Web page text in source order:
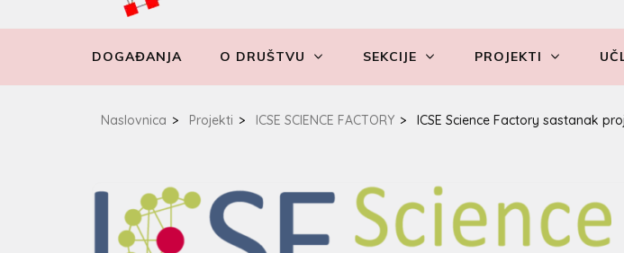
DOGAĐANJA O DRUŠTVU SEKCIJE PROJEKTI
Naslovnica > Projekti > ICSE SCIENCE FACTORY > ICSE Science Factory sastanak